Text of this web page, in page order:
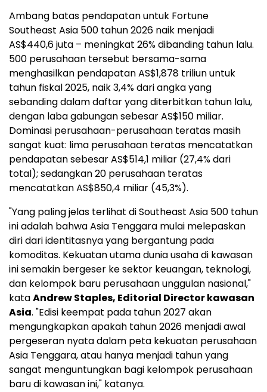
Ambang batas pendapatan untuk Fortune
Southeast Asia 500 tahun 2026 naik menjadi
AS$440,6 juta – meningkat 26% dibanding tahun lalu.
500 perusahaan tersebut bersama-sama
menghasilkan pendapatan AS$1,878 triliun untuk
tahun fiskal 2025, naik 3,4% dari angka yang
sebanding dalam daftar yang diterbitkan tahun lalu,
dengan laba gabungan sebesar AS$150 miliar.
Dominasi perusahaan-perusahaan teratas masih
sangat kuat: lima perusahaan teratas mencatatkan
pendapatan sebesar AS$514,1 miliar (27,4% dari
total); sedangkan 20 perusahaan teratas
mencatatkan AS$850,4 miliar (45,3%).
"Yang paling jelas terlihat di Southeast Asia 500 tahun
ini adalah bahwa Asia Tenggara mulai melepaskan
diri dari identitasnya yang bergantung pada
komoditas. Kekuatan utama dunia usaha di kawasan
ini semakin bergeser ke sektor keuangan, teknologi,
dan kelompok baru perusahaan unggulan nasional,"
kataAndrew Staples, Editorial Director kawasan
Asia. "Edisi keempat pada tahun 2027 akan
mengungkapkan apakah tahun 2026 menjadi awal
pergeseran nyata dalam peta kekuatan perusahaan
Asia Tenggara, atau hanya menjadi tahun yang
sangat menguntungkan bagi kelompok perusahaan
baru di kawasan ini," katanya.